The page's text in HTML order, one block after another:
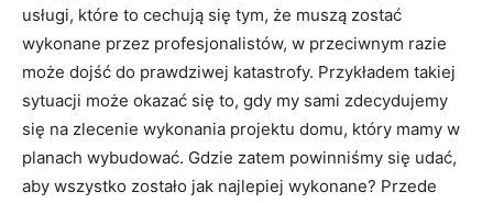
usługi, które to cechują się tym, że muszą zostać
wykonane przez profesjonalistów, w przeciwnym razie
może dojść do prawdziwej katastrofy. Przykładem takiej
sytuacji może okazać się to, gdy my sami zdecydujemy
się na zlecenie wykonania projektu domu, który mamy w
planach wybudować. Gdzie zatem powinniśmy się udać,
aby wszystko zostało jak najlepiej wykonane? Przede